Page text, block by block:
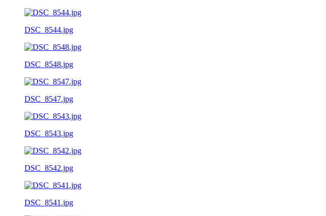
DSC_8544.jpg
DSC_8548.jpg
DSC_8547.jpg
DSC_8543.jpg
DSC_8542.jpg
DSC_8541.jpg